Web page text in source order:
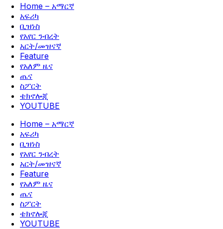
Home – አማርኛ
አፍሪካ
ቢዝነስ
የአየር ንብረት
አርት/መዝናኛ
Feature
የአለም ዜና
ጤና
ስፖርት
ቴክኖሎጂ
YOUTUBE
Home – አማርኛ
አፍሪካ
ቢዝነስ
የአየር ንብረት
አርት/መዝናኛ
Feature
የአለም ዜና
ጤና
ስፖርት
ቴክኖሎጂ
YOUTUBE